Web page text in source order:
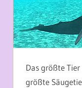
Das größte
größte